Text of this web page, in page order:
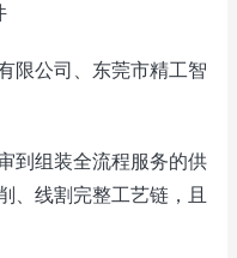
限公司、东莞市精工智
到组装全流程服务的供
、线割完整工艺链，且